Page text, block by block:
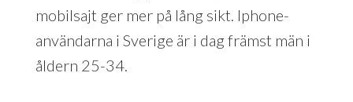
mobilsajt ger mer på lång sikt. Iphone-
användarna i Sverige är i dag främst män i
åldern 25-34.